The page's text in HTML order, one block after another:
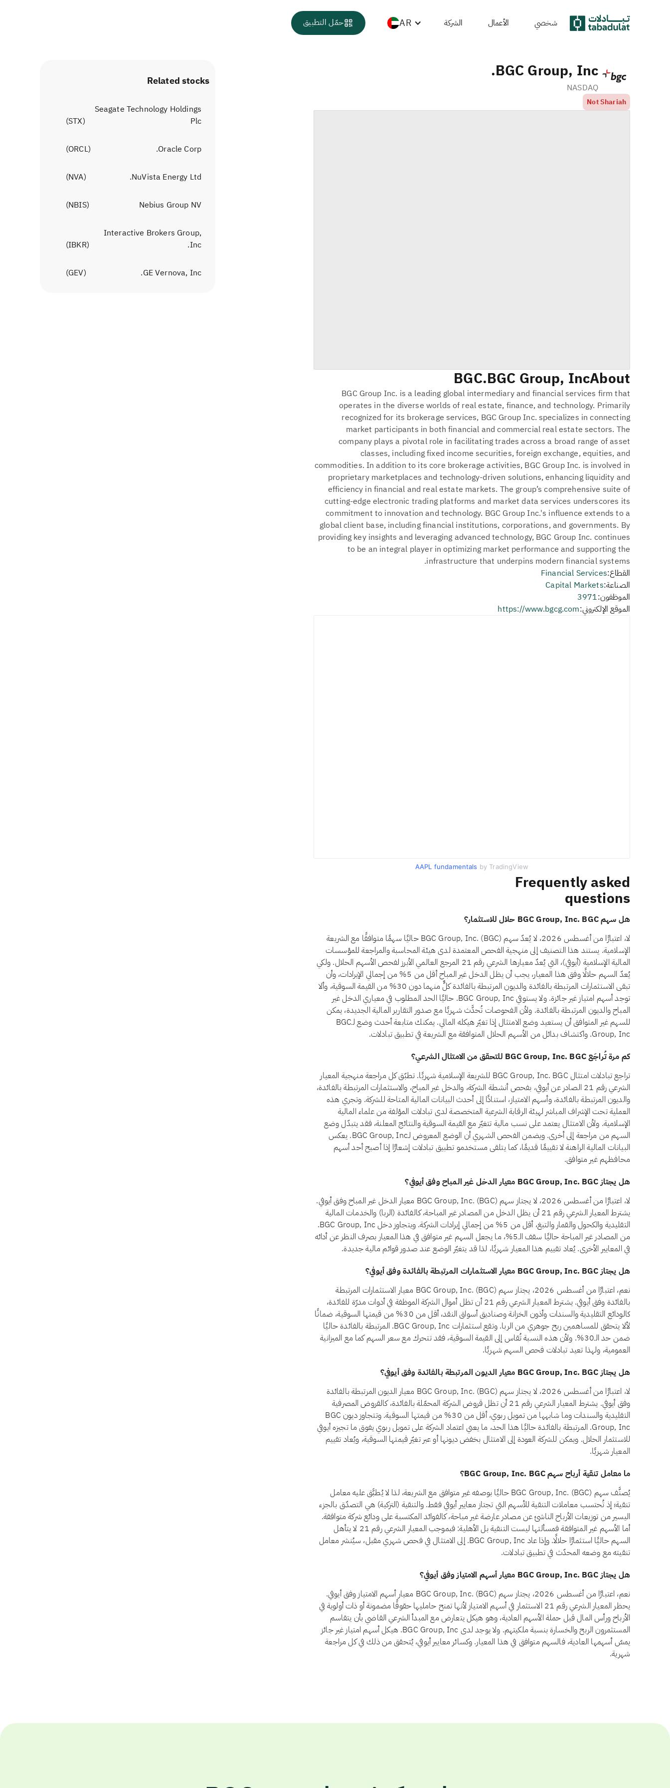
شخصي الأعمال الشركة AR حمّل التطبيق
BGC Group, Inc.
NASDAQ
Not Shariah
About
BGC Group, Inc.
BGC
BGC Group Inc. is a leading global intermediary and financial services firm that
operates in the diverse worlds of real estate, finance, and technology. Primarily
recognized for its brokerage services, BGC Group Inc. specializes in connecting
market participants in both financial and commercial real estate sectors. The
company plays a pivotal role in facilitating trades across a broad range of asset
classes, including fixed income securities, foreign exchange, equities, and
commodities. In addition to its core brokerage activities, BGC Group Inc. is involved in
proprietary marketplaces and technology-driven solutions, enhancing liquidity and
efficiency in financial and real estate markets. The group’s comprehensive suite of
cutting-edge electronic trading platforms and market data services underscores its
commitment to innovation and technology. BGC Group Inc.'s influence extends to a
global client base, including financial institutions, corporations, and governments. By
providing key insights and leveraging advanced technology, BGC Group Inc. continues
to be an integral player in optimizing market performance and supporting the
infrastructure that underpins modern financial systems.
القطاع:Financial Services
الصناعة:Capital Markets
الموظفون:3971
الموقع الإلكتروني:https://www.bgcg.com
AAPL fundamentals by TradingView
Frequently asked
questions
هل سهم BGC Group, Inc. BGC حلال للاستثمار؟
لا، اعتبارًا من أغسطس 2026، لا يُعدّ سهم BGC Group, Inc. (BGC) حاليًا سهمًا متوافقًا مع الشريعة
الإسلامية. يستند هذا التصنيف إلى منهجية الفحص المعتمدة لدى هيئة المحاسبة والمراجعة للمؤسسات
المالية الإسلامية (أيوفي)، التي يُعدّ معيارها الشرعي رقم 21 المرجع العالمي الأبرز لفحص الأسهم الحلال. ولكي
يُعدّ السهم حلالًا وفق هذا المعيار، يجب أن يظل الدخل غير المباح أقل من 5% من إجمالي الإيرادات، وأن
تبقى الاستثمارات المرتبطة بالفائدة والديون المرتبطة بالفائدة كلٌّ منهما دون 30% من القيمة السوقية، وألا
توجد أسهم امتياز غير جائزة. ولا يستوفي BGC Group, Inc. حاليًا الحد المطلوب في معياري الدخل غير
المباح والديون المرتبطة بالفائدة. ولأن الفحوصات تُحدَّث شهريًا مع صدور التقارير المالية الجديدة، يمكن
للسهم غير المتوافق أن يستعيد وضع الامتثال إذا تغيّر هيكله المالي. يمكنك متابعة أحدث وضع لـBGC
Group, Inc. واكتشاف بدائل من الأسهم الحلال المتوافقة مع الشريعة في تطبيق تبادلات.
كم مرة تُراجَع BGC Group, Inc. BGC للتحقق من الامتثال الشرعي؟
تراجع تبادلات امتثال BGC Group, Inc. BGC للشريعة الإسلامية شهريًا. تطبّق كل مراجعة منهجية المعيار
الشرعي رقم 21 الصادر عن أيوفي، بفحص أنشطة الشركة، والدخل غير المباح، والاستثمارات المرتبطة بالفائدة،
والديون المرتبطة بالفائدة، وأسهم الامتياز، استنادًا إلى أحدث البيانات المالية المتاحة للشركة. وتجري هذه
العملية تحت الإشراف المباشر لهيئة الرقابة الشرعية المتخصصة لدى تبادلات المؤلفة من علماء المالية
الإسلامية. ولأن الامتثال يعتمد على نسب مالية تتغيّر مع القيمة السوقية والنتائج المعلنة، فقد يتبدّل وضع
السهم من مراجعة إلى أخرى. ويضمن الفحص الشهري أن الوضع المعروض لـBGC Group, Inc. يعكس
البيانات المالية الراهنة لا تقييمًا قديمًا، كما يتلقى مستخدمو تطبيق تبادلات إشعارًا إذا أصبح أحد أسهم
محافظهم غير متوافق.
هل يجتاز BGC Group, Inc. BGC معيار الدخل غير المباح وفق أيوفي؟
لا، اعتبارًا من أغسطس 2026، لا يجتاز سهم BGC Group, Inc. (BGC) معيار الدخل غير المباح وفق أيوفي.
يشترط المعيار الشرعي رقم 21 أن يظل الدخل من المصادر غير المباحة، كالفائدة (الربا) والخدمات المالية
التقليدية والكحول والقمار والتبغ، أقل من 5% من إجمالي إيرادات الشركة. ويتجاوز دخل BGC Group, Inc.
من المصادر غير المباحة حاليًا سقف الـ5%، ما يجعل السهم غير متوافق في هذا المعيار بصرف النظر عن أدائه
في المعايير الأخرى. يُعاد تقييم هذا المعيار شهريًا، لذا قد يتغيّر الوضع عند صدور قوائم مالية جديدة.
هل يجتاز BGC Group, Inc. BGC معيار الاستثمارات المرتبطة بالفائدة وفق أيوفي؟
نعم، اعتبارًا من أغسطس 2026، يجتاز سهم BGC Group, Inc. (BGC) معيار الاستثمارات المرتبطة
بالفائدة وفق أيوفي. يشترط المعيار الشرعي رقم 21 أن تظل أموال الشركة الموظفة في أدوات مدرّة للفائدة،
كالودائع التقليدية والسندات وأذون الخزانة وصناديق أسواق النقد، أقل من 30% من قيمتها السوقية، ضمانًا
لألا يتحقق للمساهمين ربح جوهري من الربا. وتقع استثمارات BGC Group, Inc. المرتبطة بالفائدة حاليًا
ضمن حد الـ30%. ولأن هذه النسبة تُقاس إلى القيمة السوقية، فقد تتحرك مع سعر السهم كما مع الميزانية
العمومية، ولهذا تعيد تبادلات فحص السهم شهريًا.
هل يجتاز BGC Group, Inc. BGC معيار الديون المرتبطة بالفائدة وفق أيوفي؟
لا، اعتبارًا من أغسطس 2026، لا يجتاز سهم BGC Group, Inc. (BGC) معيار الديون المرتبطة بالفائدة
وفق أيوفي. يشترط المعيار الشرعي رقم 21 أن تظل قروض الشركة المحمّلة بالفائدة، كالقروض المصرفية
التقليدية والسندات وما شابهها من تمويل ربوي، أقل من 30% من قيمتها السوقية. وتتجاوز ديون BGC
Group, Inc. المرتبطة بالفائدة حاليًا هذا الحد، ما يعني اعتماد الشركة على تمويل ربوي يفوق ما تجيزه أيوفي
للاستثمار الحلال. ويمكن للشركة العودة إلى الامتثال بخفض ديونها أو عبر تغيّر قيمتها السوقية، ويُعاد تقييم
المعيار شهريًا.
ما معامل تنقية أرباح سهم BGC Group, Inc. BGC؟
يُصنَّف سهم BGC Group, Inc. (BGC) حاليًا بوصفه غير متوافق مع الشريعة، لذا لا يُطبَّق عليه معامل
تنقية؛ إذ تُحتسب معاملات التنقية للأسهم التي تجتاز معايير أيوفي فقط. والتنقية (التزكية) هي التصدّق بالجزء
اليسير من توزيعات الأرباح الناشئ عن مصادر عارضة غير مباحة، كالفوائد المكتسبة على ودائع شركة متوافقة.
أما الأسهم غير المتوافقة فمسألتها ليست التنقية بل الأهلية: فبموجب المعيار الشرعي رقم 21 لا يتأهل
السهم حاليًا استثمارًا حلالًا. وإذا عاد BGC Group, Inc. إلى الامتثال في فحص شهري مقبل، سيُنشر معامل
تنقيته مع وضعه المحدّث في تطبيق تبادلات.
هل يجتاز BGC Group, Inc. BGC معيار أسهم الامتياز وفق أيوفي؟
نعم، اعتبارًا من أغسطس 2026، يجتاز سهم BGC Group, Inc. (BGC) معيار أسهم الامتياز وفق أيوفي.
يحظر المعيار الشرعي رقم 21 الاستثمار في أسهم الامتياز لأنها تمنح حامليها حقوقًا مضمونة أو ذات أولوية في
الأرباح ورأس المال قبل حملة الأسهم العادية، وهو هيكل يتعارض مع المبدأ الشرعي القاضي بأن يتقاسم
المستثمرون الربح والخسارة بنسبة ملكيتهم. ولا يوجد لدى BGC Group, Inc. هيكل أسهم امتياز غير جائز
يمسّ أسهمها العادية، فالسهم متوافق في هذا المعيار. وكسائر معايير أيوفي، يُتحقق من ذلك في كل مراجعة
شهرية.
Related stocks
Seagate Technology Holdings
Plc
(
STX
)
Oracle Corp.
(
ORCL
)
NuVista Energy Ltd.
(
NVA
)
Nebius Group NV
(
NBIS
)
Interactive Brokers Group,
Inc.
(
IBKR
)
GE Vernova, Inc.
(
GEV
)